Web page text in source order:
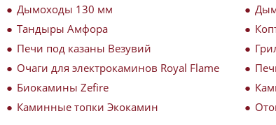
Дымоходы 130 мм
Тандыры Амфора
Печи под казаны Везувий
Очаги для электрокаминов Royal Flame
Биокамины Zefire
Каминные топки Экокамин